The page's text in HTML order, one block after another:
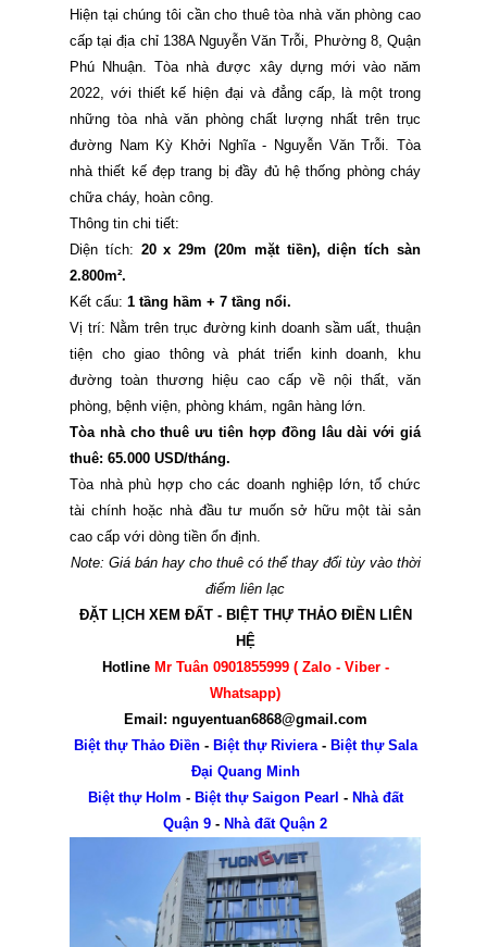
Hiện tại chúng tôi cần cho thuê tòa nhà văn phòng cao
cấp tại địa chỉ 138A Nguyễn Văn Trỗi, Phường 8, Quận
Phú Nhuận. Tòa nhà được xây dựng mới vào năm
2022, với thiết kế hiện đại và đẳng cấp, là một trong
những tòa nhà văn phòng chất lượng nhất trên trục
đường Nam Kỳ Khởi Nghĩa - Nguyễn Văn Trỗi. Tòa
nhà thiết kế đẹp trang bị đầy đủ hệ thống phòng cháy
chữa cháy, hoàn công.
Thông tin chi tiết:
Diện tích: 20 x 29m (20m mặt tiền), diện tích sàn
2.800m².
Kết cấu: 1 tầng hầm + 7 tầng nổi.
Vị trí: Nằm trên trục đường kinh doanh sầm uất, thuận
tiện cho giao thông và phát triển kinh doanh, khu
đường toàn thương hiệu cao cấp về nội thất, văn
phòng, bệnh viện, phòng khám, ngân hàng lớn.
Tòa nhà cho thuê ưu tiên hợp đồng lâu dài với giá
thuê: 65.000 USD/tháng.
Tòa nhà phù hợp cho các doanh nghiệp lớn, tổ chức
tài chính hoặc nhà đầu tư muốn sở hữu một tài sản
cao cấp với dòng tiền ổn định.
Note: Giá bán hay cho thuê có thể thay đổi tùy vào thời
điểm liên lạc
ĐẶT LỊCH XEM ĐẤT - BIỆT THỰ THẢO ĐIỀN LIÊN
HỆ
Hotline Mr Tuân 0901855999 ( Zalo - Viber -
Whatsapp)
Email: nguyentuan6868@gmail.com
Biệt thự Thảo Điền- Biệt thự Riviera- Biệt thự Sala
Đại Quang Minh
Biệt thự Holm - Biệt thự Saigon Pearl - Nhà đất
Quận 9 - Nhà đất Quận 2